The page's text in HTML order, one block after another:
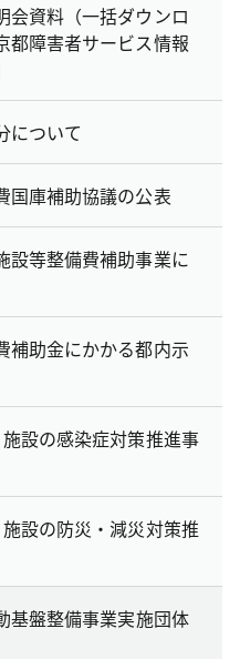
会資料（一括ダウンロ
障害者サービス情報
について
国庫補助協議の公表
設等整備費補助事業に
補助金にかかる都内示
設の感染症対策推進事
設の防災・減災対策推
基盤整備事業実施団体